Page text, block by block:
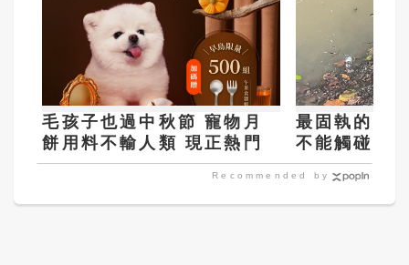
毛孩子也過中秋節 寵物月
餅用料不輸人類 現正熱門
最固執的夜
不能觸碰
Recommended by